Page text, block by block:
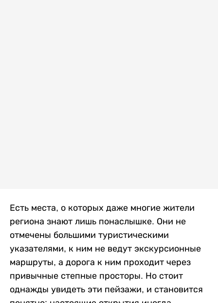
Есть места, о которых даже многие жители
региона знают лишь понаслышке. Они не
отмечены большими туристическими
указателями, к ним не ведут экскурсионные
маршруты, а дорога к ним проходит через
привычные степные просторы. Но стоит
однажды увидеть эти пейзажи, и становится